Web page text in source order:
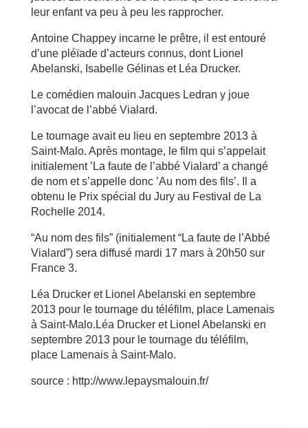
leur enfant va peu à peu les rapprocher.
Antoine Chappey incarne le prêtre, il est entouré
d’une pléïade d’acteurs connus, dont Lionel
Abelanski, Isabelle Gélinas et Léa Drucker.
Le comédien malouin Jacques Ledran y joue
l’avocat de l’abbé Vialard.
Le tournage avait eu lieu en septembre 2013 à
Saint-Malo. Après montage, le film qui s’appelait
initialement ’La faute de l’abbé Vialard’ a changé
de nom et s’appelle donc ’Au nom des fils’. Il a
obtenu le Prix spécial du Jury au Festival de La
Rochelle 2014.
“Au nom des fils” (initialement “La faute de l’Abbé
Vialard”) sera diffusé mardi 17 mars à 20h50 sur
France 3.
Léa Drucker et Lionel Abelanski en septembre
2013 pour le tournage du téléfilm, place Lamenais
à Saint-Malo.Léa Drucker et Lionel Abelanski en
septembre 2013 pour le tournage du téléfilm,
place Lamenais à Saint-Malo.
source : http://www.lepaysmalouin.fr/